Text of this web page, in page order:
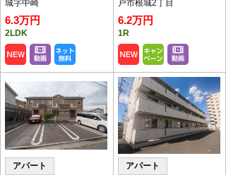
賃貸物件＆入居者募集中！
おかげさまで現在賃貸物件が不足しておりま
す。
アパート・マンション・一戸建等をお持ちのオ
ーナー様、八代産業までご連絡下さい。
新型コロナウイルス
感染拡大防止対策に
ついて
1.ご来店時には、原則マス
城字中崎
6.3万円
2LDK
戸市根城2丁目
6.2万円
1R
アパート
アパート